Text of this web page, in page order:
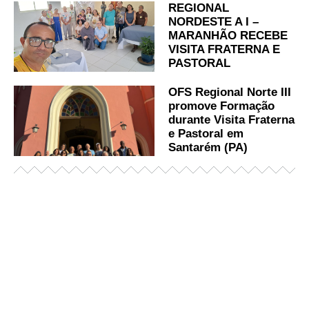
REGIONAL
NORDESTE A I –
MARANHÃO RECEBE
VISITA FRATERNA E
PASTORAL
OFS Regional Norte III
promove Formação
durante Visita Fraterna
e Pastoral em
Santarém (PA)